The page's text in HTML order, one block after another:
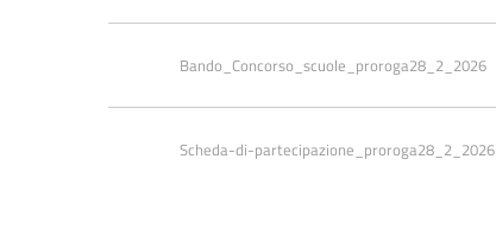
Bando_Concorso_scuole_proroga28_2_2026
Scheda-di-partecipazione_proroga28_2_2026